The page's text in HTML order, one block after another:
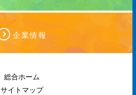
企業情報
総合ホーム
サイトマップ